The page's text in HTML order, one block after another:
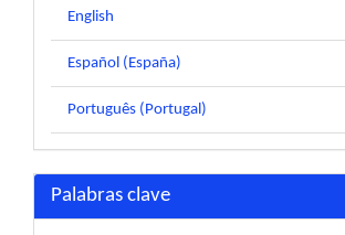
English
Español (España)
Português (Portugal)
Palabras clave